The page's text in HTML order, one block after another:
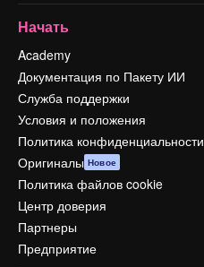
Начать
Academy
Документация по Пакету ИИ
Служба поддержки
Условия и положения
Политика конфиденциальности
Оригиналы Новое
Политика файлов cookie
Центр доверия
Партнеры
Предприятие